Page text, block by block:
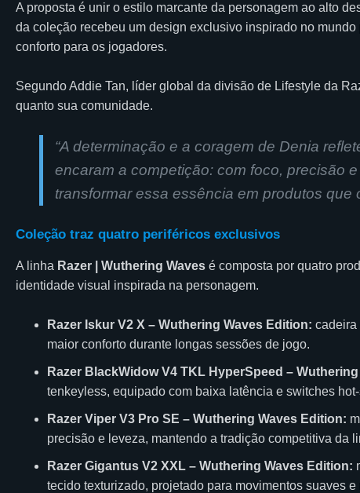
A proposta é unir o estilo marcante da personagem ao alto
da coleção recebeu um design exclusivo inspirado no
conforto para os jogadores.
Segundo Addie Tan, líder global da divisão de Lifestyle da
quanto sua comunidade.
“A determinação e a coragem de Denia
encaram a competição: com foco, precisão
transformar essa essência em produtos que
Coleção traz quatro periféricos exclusivos
A linha Razer | Wuthering Waves é composta por quatro
identidade visual inspirada na personagem.
Razer Iskur V2 X – Wuthering Waves Edition: cadeira
maior conforto durante longas sessões de jogo.
Razer BlackWidow V4 TKL HyperSpeed –
tenkeyless, equipado com baixa latência e switches
Razer Viper V3 Pro SE – Wuthering Waves Edition:
precisão e leveza, mantendo a tradição competitiva da
Razer Gigantus V2 XXL – Wuthering Waves Edition:
tecido texturizado, projetado para movimentos suaves e